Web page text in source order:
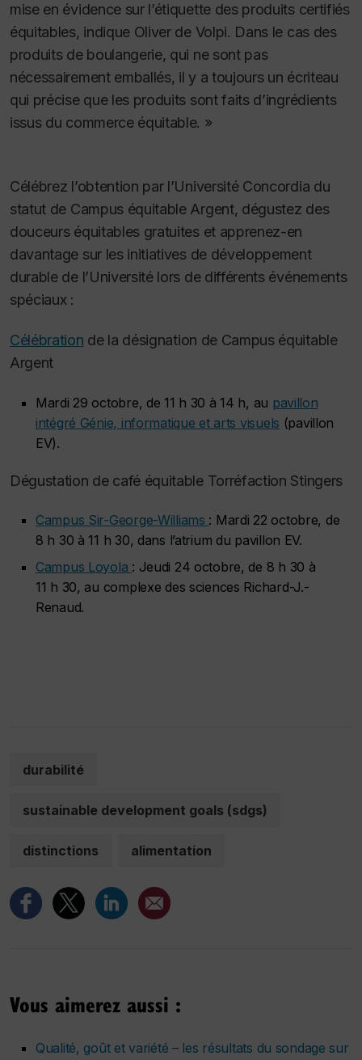
mise en évidence sur l’étiquette des produits certifiés
équitables, indique Oliver de Volpi. Dans le cas des
produits de boulangerie, qui ne sont pas
nécessairement emballés, il y a toujours un écriteau
qui précise que les produits sont faits d’ingrédients
issus du commerce équitable. »
Célébrez l’obtention par l’Université Concordia du
statut de Campus équitable Argent, dégustez des
douceurs équitables gratuites et apprenez-en
davantage sur les initiatives de développement
durable de l’Université lors de différents événements
spéciaux :
Célébration de la désignation de Campus équitable
Argent
Mardi 29 octobre, de 11 h 30 à 14 h, au pavillon
intégré Génie, informatique et arts visuels (pavillon
EV).
Dégustation de café équitable Torréfaction Stingers
Campus Sir-George-Williams : Mardi 22 octobre, de
8 h 30 à 11 h 30, dans l’atrium du pavillon EV.
Campus Loyola : Jeudi 24 octobre, de 8 h 30 à
11 h 30, au complexe des sciences Richard-J.-
Renaud.
durabilité
sustainable development goals (sdgs)
distinctions alimentation
Vous aimerez aussi :
Qualité, goût et variété – les résultats du sondage sur